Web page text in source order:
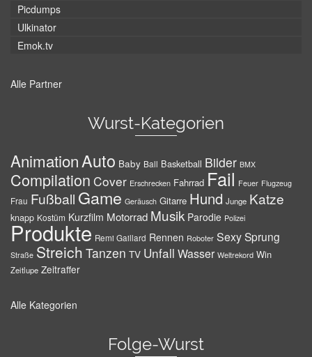
Picdumps
Ulkinator
Emok.tv
Alle Partner
Wurst-Kategorien
AnimationAuto Baby Ball Basketball Bilder BMX
Compilation Cover Erschrecken Fahrrad Fail Feuer Flugzeug
Frau Fußball Game Geräusch Gitarre Hund Junge Katze
knapp Kostüm Kurzfilm Motorrad Musik Parodie Polizei
Produkte Remi Gaillard Rennen Roboter SexySprung
Straße Streich Tanzen TV Unfall Wasser Weltrekord Win
Zeitlupe Zeitraffer
Alle Kategorien
Folge-Wurst